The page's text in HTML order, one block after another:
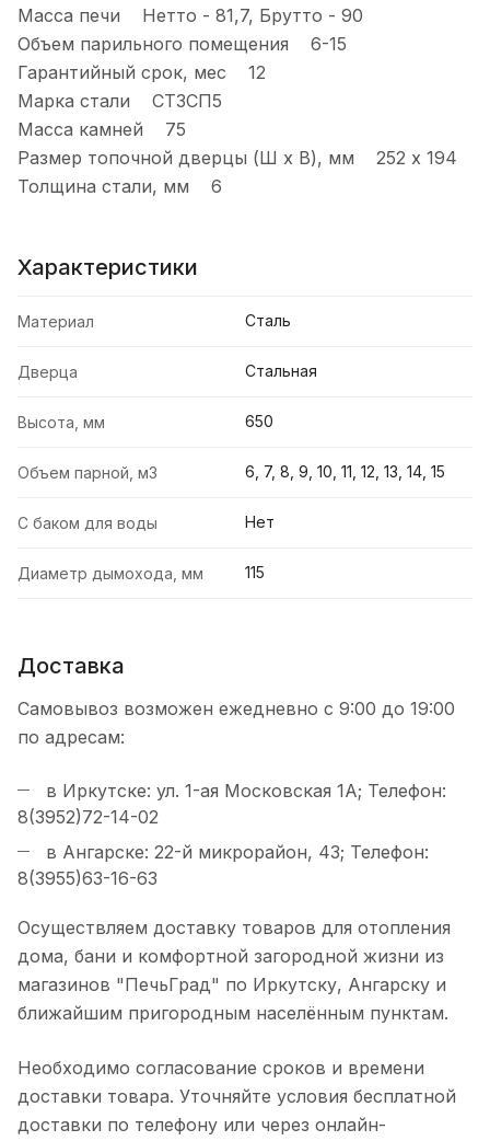
Масса печи Нетто - 81,7, Брутто - 90
Объем парильного помещения 6-15
Гарантийный срок, мес 12
Марка стали СТ3СП5
Масса камней 75
Размер топочной дверцы (Ш х В), мм 252 х 194
Толщина стали, мм 6
Характеристики
Материал Сталь
Дверца Стальная
Высота, мм 650
Объем парной, м3 6, 7, 8, 9, 10, 11, 12, 13, 14, 15
С баком для воды Нет
Диаметр дымохода, мм 115
Доставка
Самовывоз возможен ежедневно с 9:00 до 19:00
по адресам:
в Иркутске: ул. 1-ая Московская 1А; Телефон:
8(3952)72-14-02
в Ангарске: 22-й микрорайон, 43; Телефон:
8(3955)63-16-63
Осуществляем доставку товаров для отопления
дома, бани и комфортной загородной жизни из
магазинов "ПечьГрад" по Иркутску, Ангарску и
ближайшим пригородным населённым пунктам.
Необходимо согласование сроков и времени
доставки товара. Уточняйте условия бесплатной
доставки по телефону или через онлайн-